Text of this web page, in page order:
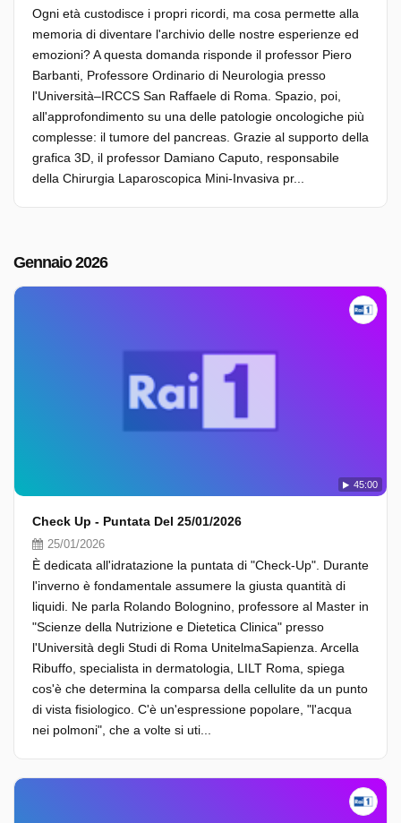
Ogni età custodisce i propri ricordi, ma cosa permette alla
memoria di diventare l'archivio delle nostre esperienze ed
emozioni? A questa domanda risponde il professor Piero
Barbanti, Professore Ordinario di Neurologia presso
l'Università–IRCCS San Raffaele di Roma. Spazio, poi,
all'approfondimento su una delle patologie oncologiche più
complesse: il tumore del pancreas. Grazie al supporto della
grafica 3D, il professor Damiano Caputo, responsabile
della Chirurgia Laparoscopica Mini-Invasiva pr...
Gennaio 2026
45:00
Check Up - Puntata Del 25/01/2026
25/01/2026
È dedicata all'idratazione la puntata di "Check-Up". Durante
l'inverno è fondamentale assumere la giusta quantità di
liquidi. Ne parla Rolando Bolognino, professore al Master in
"Scienze della Nutrizione e Dietetica Clinica" presso
l'Università degli Studi di Roma UnitelmaSapienza. Arcella
Ribuffo, specialista in dermatologia, LILT Roma, spiega
cos'è che determina la comparsa della cellulite da un punto
di vista fisiologico. C'è un'espressione popolare, "l'acqua
nei polmoni", che a volte si uti...